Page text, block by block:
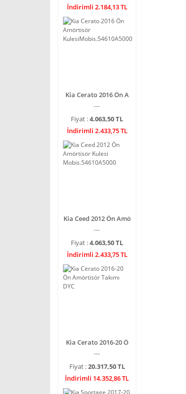
İndirimli 2.184,13 TL
Kia Cerato 2016 Ön A
...
Fiyat :4.063,50 TL
İndirimli 2.433,75 TL
Kia Ceed 2012 Ön Amö
...
Fiyat :4.063,50 TL
İndirimli 2.433,75 TL
Kia Cerato 2016-20 Ö
...
Fiyat :20.317,50 TL
İndirimli 14.352,86 TL